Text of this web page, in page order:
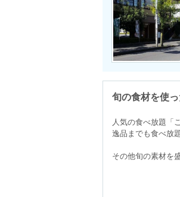
旬の食材を使
人気の食べ放題「
逸品までも食べ放題
その他旬の素材を